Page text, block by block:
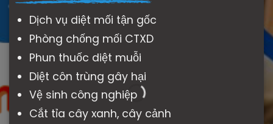
Dịch vụ diệt mối tận gốc
Phòng chống mối CTXD
Phun thuốc diệt muỗi
Diệt côn trùng gây hại
Vệ sinh công nghiệp
Cắt tỉa cây xanh, cây cảnh